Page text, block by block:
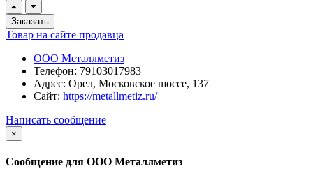
Заказать
Товар на сайте продавца
ООО Металлметиз
Телефон: 79103017983
Адрес: Орел, Московское шоссе, 137
Сайт: https://metallmetiz.ru/
Написать сообщение
×
Сообщение для ООО Металлметиз